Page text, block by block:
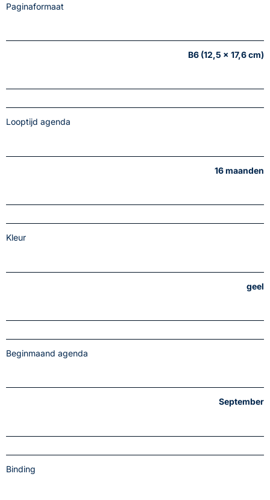
Paginaformaat
B6 (12,5 x 17,6 cm)
Looptijd agenda
16 maanden
Kleur
geel
Beginmaand agenda
September
Binding